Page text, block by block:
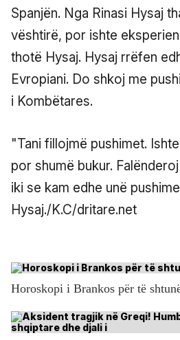
Spanjën. Nga Rinasi Hysaj
vështirë, por ishte
thotë Hysaj. Hysaj rrëfen
Evropiani. Do shkoj me
i Kombëtares.
"Tani fillojmë pushimet.
por shumë bukur.
iki se kam edhe unë
Hysaj./K.C/dritare.net
Horoskopi i Brankos për të